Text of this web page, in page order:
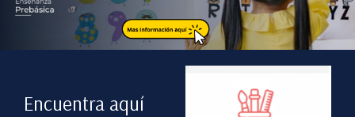
Encuentra aquí